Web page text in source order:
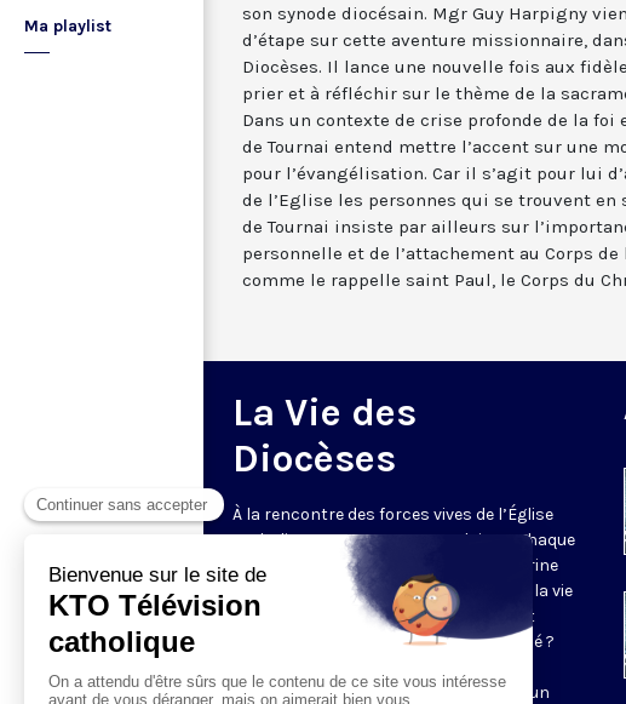
Ma playlist
son synode diocésain. Mgr Guy Harpigny
d’étape sur cette aventure missionnaire,
Diocèses. Il lance une nouvelle fois aux
prier et à réfléchir sur le thème de la
Dans un contexte de crise profonde de la foi
de Tournai entend mettre l’accent sur une
pour l’évangélisation. Car il s’agit pour lui
de l’Eglise les personnes qui se trouvent en
de Tournai insiste par ailleurs sur
personnelle et de l’attachement au Corps de
comme le rappelle saint Paul, le Corps du
La Vie des
Diocèses
À la rencontre des forces vives de l’Église
catholique en France et en Belgique. Chaque
semaine, un évêque est reçu par Honorine
Grasset pour remettre en perspective la vie
et l’actualité de son diocèse. Comment
l’Evangile est-il concrètement annoncé ?
Reportages et interviews nourrissent un